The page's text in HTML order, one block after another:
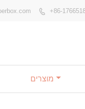
 +86-
מוצרים